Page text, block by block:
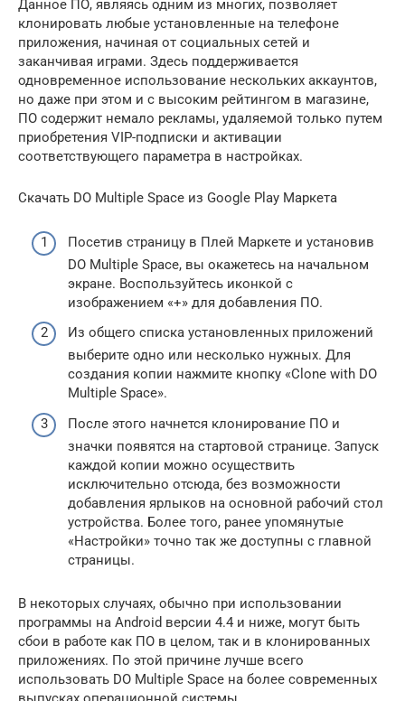
Данное ПО, являясь одним из многих, позволяет
клонировать любые установленные на телефоне
приложения, начиная от социальных сетей и
заканчивая играми. Здесь поддерживается
одновременное использование нескольких аккаунтов,
но даже при этом и с высоким рейтингом в магазине,
ПО содержит немало рекламы, удаляемой только путем
приобретения VIP-подписки и активации
соответствующего параметра в настройках.
Скачать DO Multiple Space из Google Play Маркета
Посетив страницу в Плей Маркете и установив
DO Multiple Space, вы окажетесь на начальном
экране. Воспользуйтесь иконкой с
изображением «+» для добавления ПО.
Из общего списка установленных приложений
выберите одно или несколько нужных. Для
создания копии нажмите кнопку «Clone with DO
Multiple Space».
После этого начнется клонирование ПО и
значки появятся на стартовой странице. Запуск
каждой копии можно осуществить
исключительно отсюда, без возможности
добавления ярлыков на основной рабочий стол
устройства. Более того, ранее упомянутые
«Настройки» точно так же доступны с главной
страницы.
В некоторых случаях, обычно при использовании
программы на Android версии 4.4 и ниже, могут быть
сбои в работе как ПО в целом, так и в клонированных
приложениях. По этой причине лучше всего
использовать DO Multiple Space на более современных